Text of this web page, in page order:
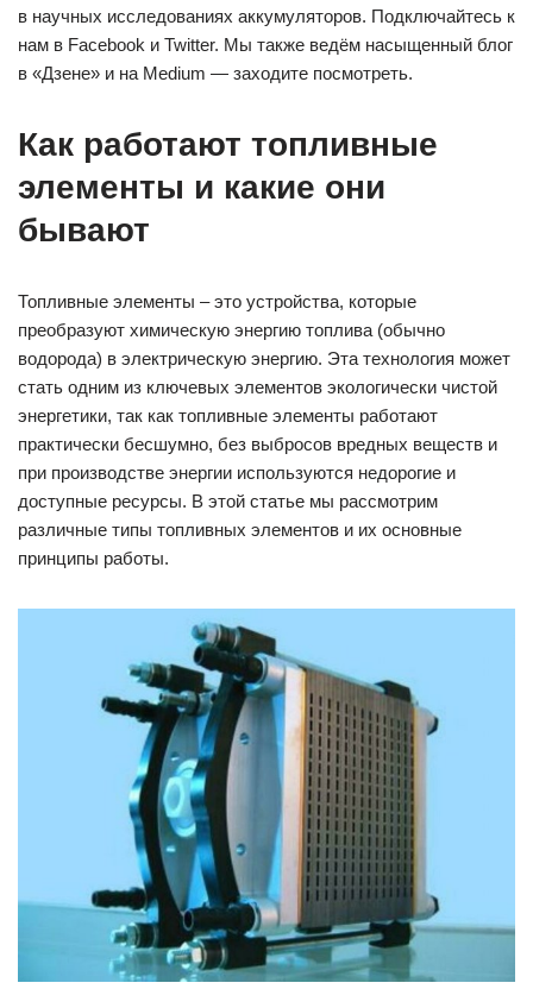
в научных исследованиях аккумуляторов. Подключайтесь к
нам в Facebook и Twitter. Мы также ведём насыщенный блог
в «Дзене» и на Medium — заходите посмотреть.
Как работают топливные
элементы и какие они
бывают
Топливные элементы – это устройства, которые
преобразуют химическую энергию топлива (обычно
водорода) в электрическую энергию. Эта технология может
стать одним из ключевых элементов экологически чистой
энергетики, так как топливные элементы работают
практически бесшумно, без выбросов вредных веществ и
при производстве энергии используются недорогие и
доступные ресурсы. В этой статье мы рассмотрим
различные типы топливных элементов и их основные
принципы работы.